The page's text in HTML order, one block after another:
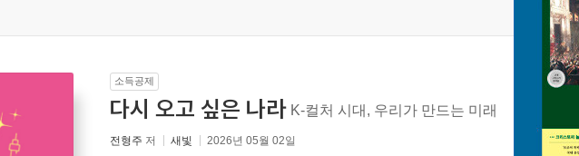
소득공제
다시 오고 싶은 나라 K-컬처 시대, 우리가 만드는 미래
전형주 저 새빛 2026년 05월 02일